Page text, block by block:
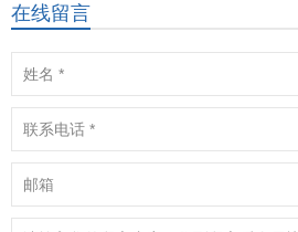
在线留言